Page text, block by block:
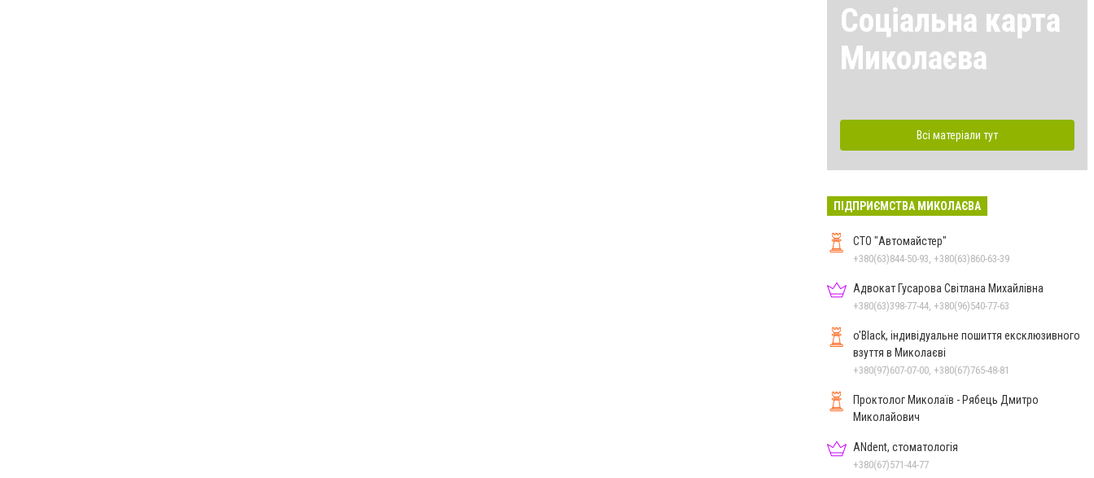
Соціальна карта
Миколаєва
Всі матеріали тут
ПІДПРИЄМСТВА МИКОЛАЄВА
СТО "Автомайстер"
+380(63)844-50-93, +380(63)860-63-39
Адвокат Гусарова Світлана Михайлівна
+380(63)398-77-44, +380(96)540-77-63
o'Black, індивідуальне пошиття ексклюзивного
взуття в Миколаєві
+380(97)607-07-00, +380(67)765-48-81
Проктолог Миколаїв - Рябець Дмитро
Миколайович
ANdent, стоматологія
+380(67)571-44-77